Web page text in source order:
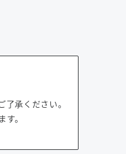
承ください。
。